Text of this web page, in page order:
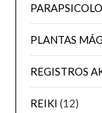
PLANTAS
REGISTROS
REIKI (12)